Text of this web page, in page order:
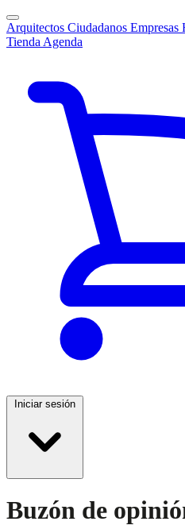
Arquitectos Ciudadanos Empresas
Tienda Agenda
Iniciar sesión
Buzón de